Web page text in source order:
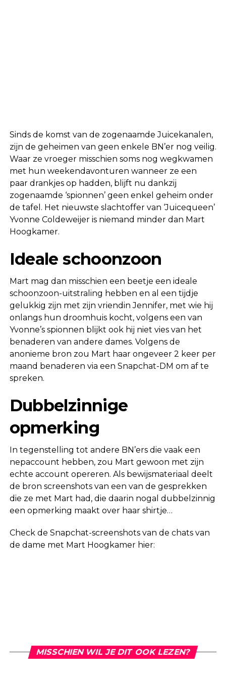
Sinds de komst van de zogenaamde Juicekanalen,
zijn de geheimen van geen enkele BN’er nog veilig.
Waar ze vroeger misschien soms nog wegkwamen
met hun weekendavonturen wanneer ze een
paar drankjes op hadden, blijft nu dankzij
zogenaamde ‘spionnen’ geen enkel geheim onder
de tafel. Het nieuwste slachtoffer van ‘Juicequeen’
Yvonne Coldeweijer is niemand minder dan Mart
Hoogkamer.
Ideale schoonzoon
Mart mag dan misschien een beetje een ideale
schoonzoon-uitstraling hebben en al een tijdje
gelukkig zijn met zijn vriendin Jennifer, met wie hij
onlangs hun droomhuis kocht, volgens een van
Yvonne’s spionnen blijkt ook hij niet vies van het
benaderen van andere dames. Volgens de
anonieme bron zou Mart haar ongeveer 2 keer per
maand benaderen via een Snapchat-DM om af te
spreken.
Dubbelzinnige
opmerking
In tegenstelling tot andere BN’ers die vaak een
nepaccount hebben, zou Mart gewoon met zijn
echte account opereren. Als bewijsmateriaal deelt
de bron screenshots van een van de gesprekken
die ze met Mart had, die daarin nogal dubbelzinnig
een opmerking maakt over haar shirtje…
Check de Snapchat-screenshots van de chats van
de dame met Mart Hoogkamer hier:
MISSCHIEN WIL JE DIT OOK LEZEN?